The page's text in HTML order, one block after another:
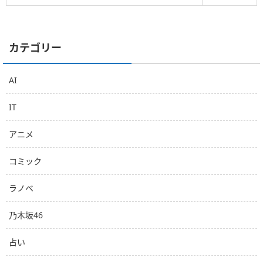
カテゴリー
AI
IT
アニメ
コミック
ラノベ
乃木坂46
占い